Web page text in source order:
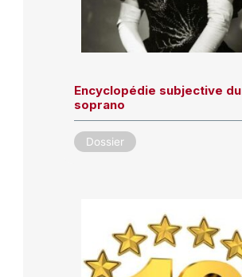
Encyclopédie subjective du
soprano
Dossier